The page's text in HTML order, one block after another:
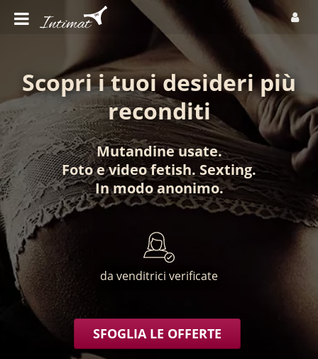
Scopri i tuoi desideri più
reconditi
Mutandine usate.
Fotoevideo fetish. Sexting.
In modo anonimo.
da venditrici verificate
SFOGLIA LE OFFERTE